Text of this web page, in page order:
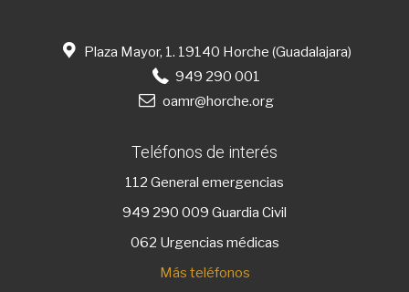
Plaza Mayor, 1. 19140 Horche (Guadalajara)
949 290 001
oamr@horche.org
Teléfonos de interés
112 General emergencias
949 290 009 Guardia Civil
062 Urgencias médicas
Más teléfonos